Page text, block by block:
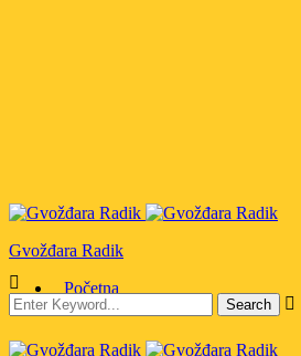
Gvožđara Radik
Početna